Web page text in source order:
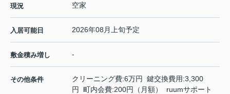
現況 空家
入居可能日 2026年08月上旬予定
敷金積み増し -
その他条件
クリーニング費:6万円 鍵交換費用:3,300
円 町内会費:200円（月額） ruumサポート